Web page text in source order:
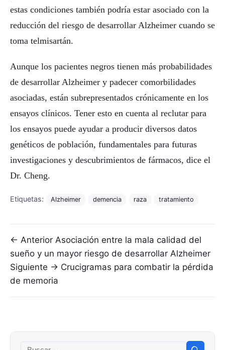
estas condiciones también podría estar asociado con la
reducción del riesgo de desarrollar Alzheimer cuando se
toma telmisartán.
Aunque los pacientes negros tienen más probabilidades
de desarrollar Alzheimer y padecer comorbilidades
asociadas, están subrepresentados crónicamente en los
ensayos clínicos. Tener esto en cuenta al reclutar para
los ensayos puede ayudar a producir diversos datos
genéticos de población, fundamentales para futuras
investigaciones y descubrimientos de fármacos, dice el
Dr. Cheng.
Etiquetas: Alzheimer demencia raza tratamiento
Navegación de entradas
← Anterior Asociación entre la mala calidad del
sueño y un mayor riesgo de desarrollar Alzheimer
Siguiente → Crucigramas para combatir la pérdida
de memoria